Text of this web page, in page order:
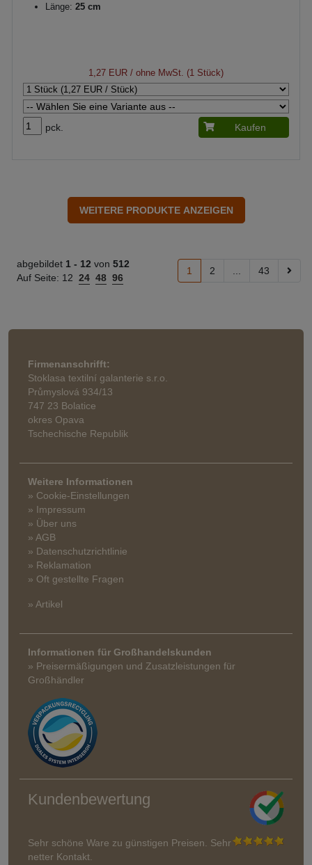
Länge: 25 cm
1,27 EUR / ohne MwSt. (1 Stück)
pck. Kaufen
abgebildet 1 - 12 von 512
Auf Seite: 12 24 48 96
1 2 43
Firmenanschrifft:
Stoklasa textilní galanterie s.r.o.
Průmyslová 934/13
747 23 Bolatice
okres Opava
Tschechische Republik
Weitere Informationen
» Cookie-Einstellungen
» Impressum
» Über uns
» AGB
» Datenschutzrichtlinie
» Reklamation
» Oft gestellte Fragen
» Artikel
Informationen für Großhandelskunden
» Preisermäßigungen und Zusatzleistungen für
Großhändler
Kundenbewertung
Sehr schöne Ware zu günstigen Preisen. Sehr
netter Kontakt.